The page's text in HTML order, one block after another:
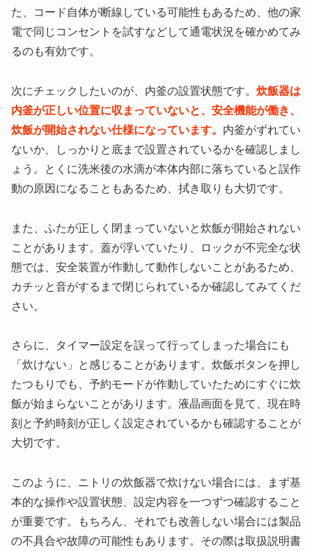
た、コード自体が断線している可能性もあるため、他の家
電で同じコンセントを試すなどして通電状況を確かめてみ
るのも有効です。
次にチェックしたいのが、内釜の設置状態です。 炊飯器は
内釜が正しい位置に収まっていないと、安全機能が働き、
炊飯が開始されない仕様になっています。 内釜がずれてい
ないか、しっかりと底まで設置されているかを確認しまし
ょう。とくに洗米後の水滴が本体内部に落ちていると誤作
動の原因になることもあるため、拭き取りも大切です。
また、ふたが正しく閉まっていないと炊飯が開始されない
ことがあります。蓋が浮いていたり、ロックが不完全な状
態では、安全装置が作動して動作しないことがあるため、
カチッと音がするまで閉じられているか確認してみてくだ
さい。
さらに、タイマー設定を誤って行ってしまった場合にも
「炊けない」と感じることがあります。炊飯ボタンを押し
たつもりでも、予約モードが作動していたためにすぐに炊
飯が始まらないことがあります。液晶画面を見て、現在時
刻と予約時刻が正しく設定されているかも確認することが
大切です。
このように、ニトリの炊飯器で炊けない場合には、まず基
本的な操作や設置状態、設定内容を一つずつ確認すること
が重要です。もちろん、それでも改善しない場合には製品
の不具合や故障の可能性もあります。その際は取扱説明書